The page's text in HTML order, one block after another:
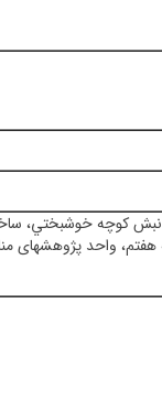
نبش كوچه خوشبختي،
واحد پژوهشهای